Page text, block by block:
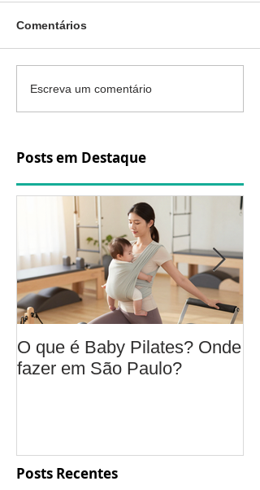
Comentários
Escreva um comentário
Posts em Destaque
O que é Baby Pilates? Onde
fazer em São Paulo?
Posts Recentes